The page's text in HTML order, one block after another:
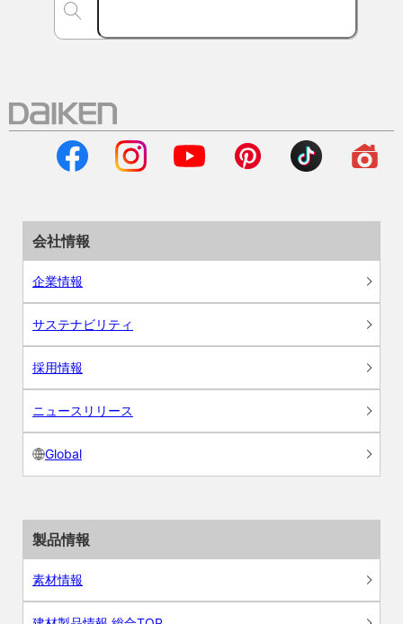
会社情報
企業情報
サステナビリティ
採用情報
ニュースリリース
Global
製品情報
素材情報